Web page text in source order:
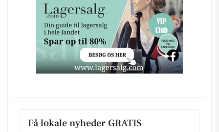
Få lokale nyheder GRATIS